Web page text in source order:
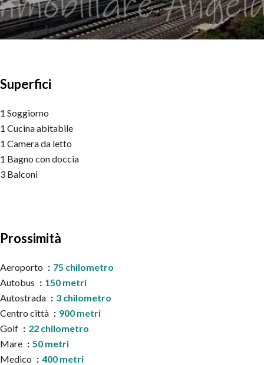
Superfici
1 Soggiorno
1 Cucina abitabile
1 Camera da letto
1 Bagno con doccia
3 Balconi
Prossimità
Aeroporto
75 chilometro
Autobus
150 metri
Autostrada
3 chilometro
Centro città
900 metri
Golf
22 chilometro
Mare
50 metri
Medico
400 metri